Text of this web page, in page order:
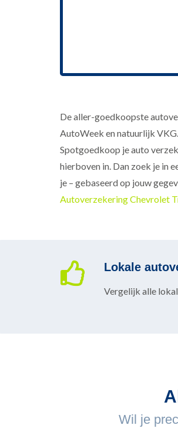
De aller-goedkoopste
AutoWeek en natuurlijk
Spotgoedkoop je auto
hierboven in. Dan zoek je in
je – gebaseerd op jouw
Autoverzekering Chevrolet
Lokale
Vergelijk alle
Wil je